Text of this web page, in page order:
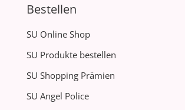
Bestellen
SU Online Shop
SU Produkte bestellen
SU Shopping Prämien
SU Angel Police